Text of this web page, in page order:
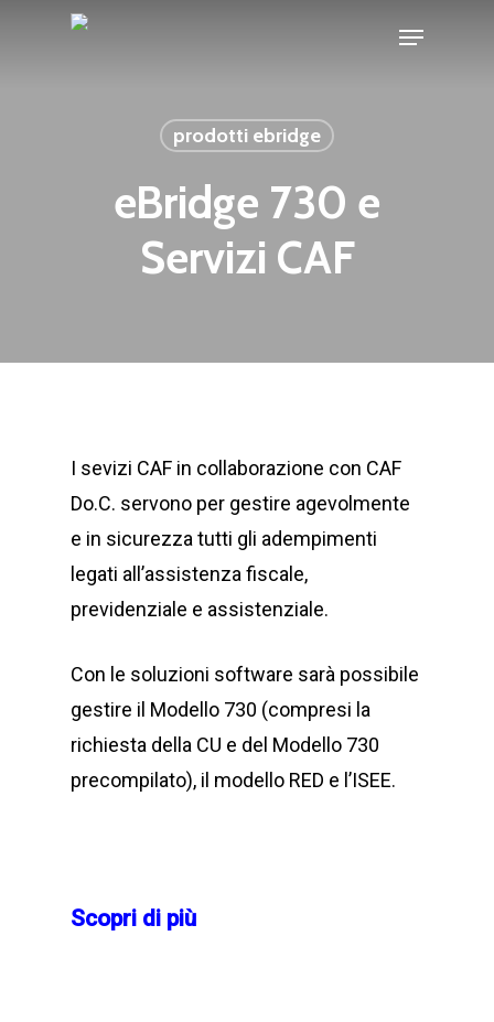
Menu
prodotti ebridge
eBridge 730 e
Servizi CAF
I sevizi CAF in collaborazione con CAF
Do.C. servono per gestire agevolmente
e in sicurezza tutti gli adempimenti
legati all’assistenza fiscale,
previdenziale e assistenziale.
Con le soluzioni software sarà possibile
gestire il Modello 730 (compresi la
richiesta della CU e del Modello 730
precompilato), il modello RED e l’ISEE.
Scopri di più